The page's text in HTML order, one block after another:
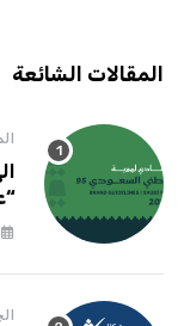
المقالات الشائعة